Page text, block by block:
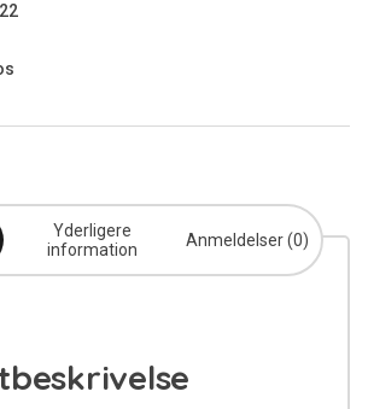
Yderligere
information
Anmeldelser (0)